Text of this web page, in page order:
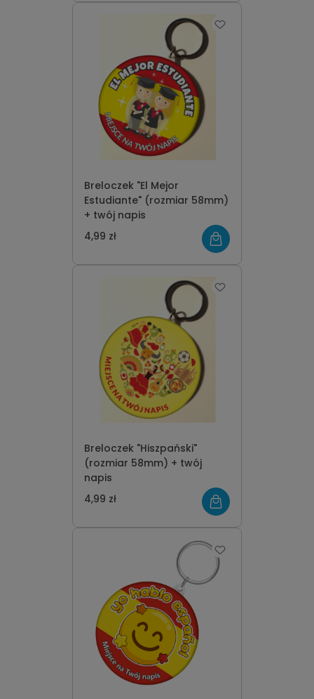
Breloczek "El Mejor
Estudiante" (rozmiar 58mm)
+ twój napis
4,99 zł
Breloczek "Hiszpański"
(rozmiar 58mm) + twój
napis
4,99 zł